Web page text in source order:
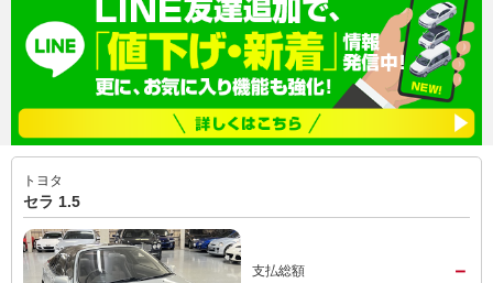
トヨタ
セラ 1.5
支払総額 －